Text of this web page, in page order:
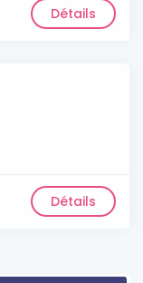
Détails
Détails